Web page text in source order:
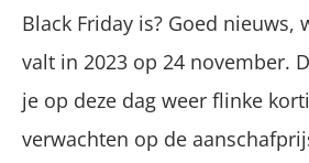
Black Friday is? Goed nieuws,
valt in 2023 op 24 november.
je op deze dag weer flinke
verwachten op de